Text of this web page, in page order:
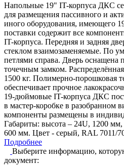
Напольные 19" IT-корпуса ДКС
для размещения пассивного и
иного оборудования, имеющего
поставки содержит все
IT-корпуса. Передняя и задняя
стеклом взаимозаменяемые. По
петлями справа. Дверь оснащена
точечным замком.
1500 кг. Полимерно-порошковая
обеспечивает прочное
19-дюймовые IT-корпуса ДКС
в мастер-коробке в разобранном
компоненты размещены в
Габариты: высота – 24U, 1200
600 мм. Цвет - серый, RAL 7011/
Подробнее
Выберите информацию,
документ: